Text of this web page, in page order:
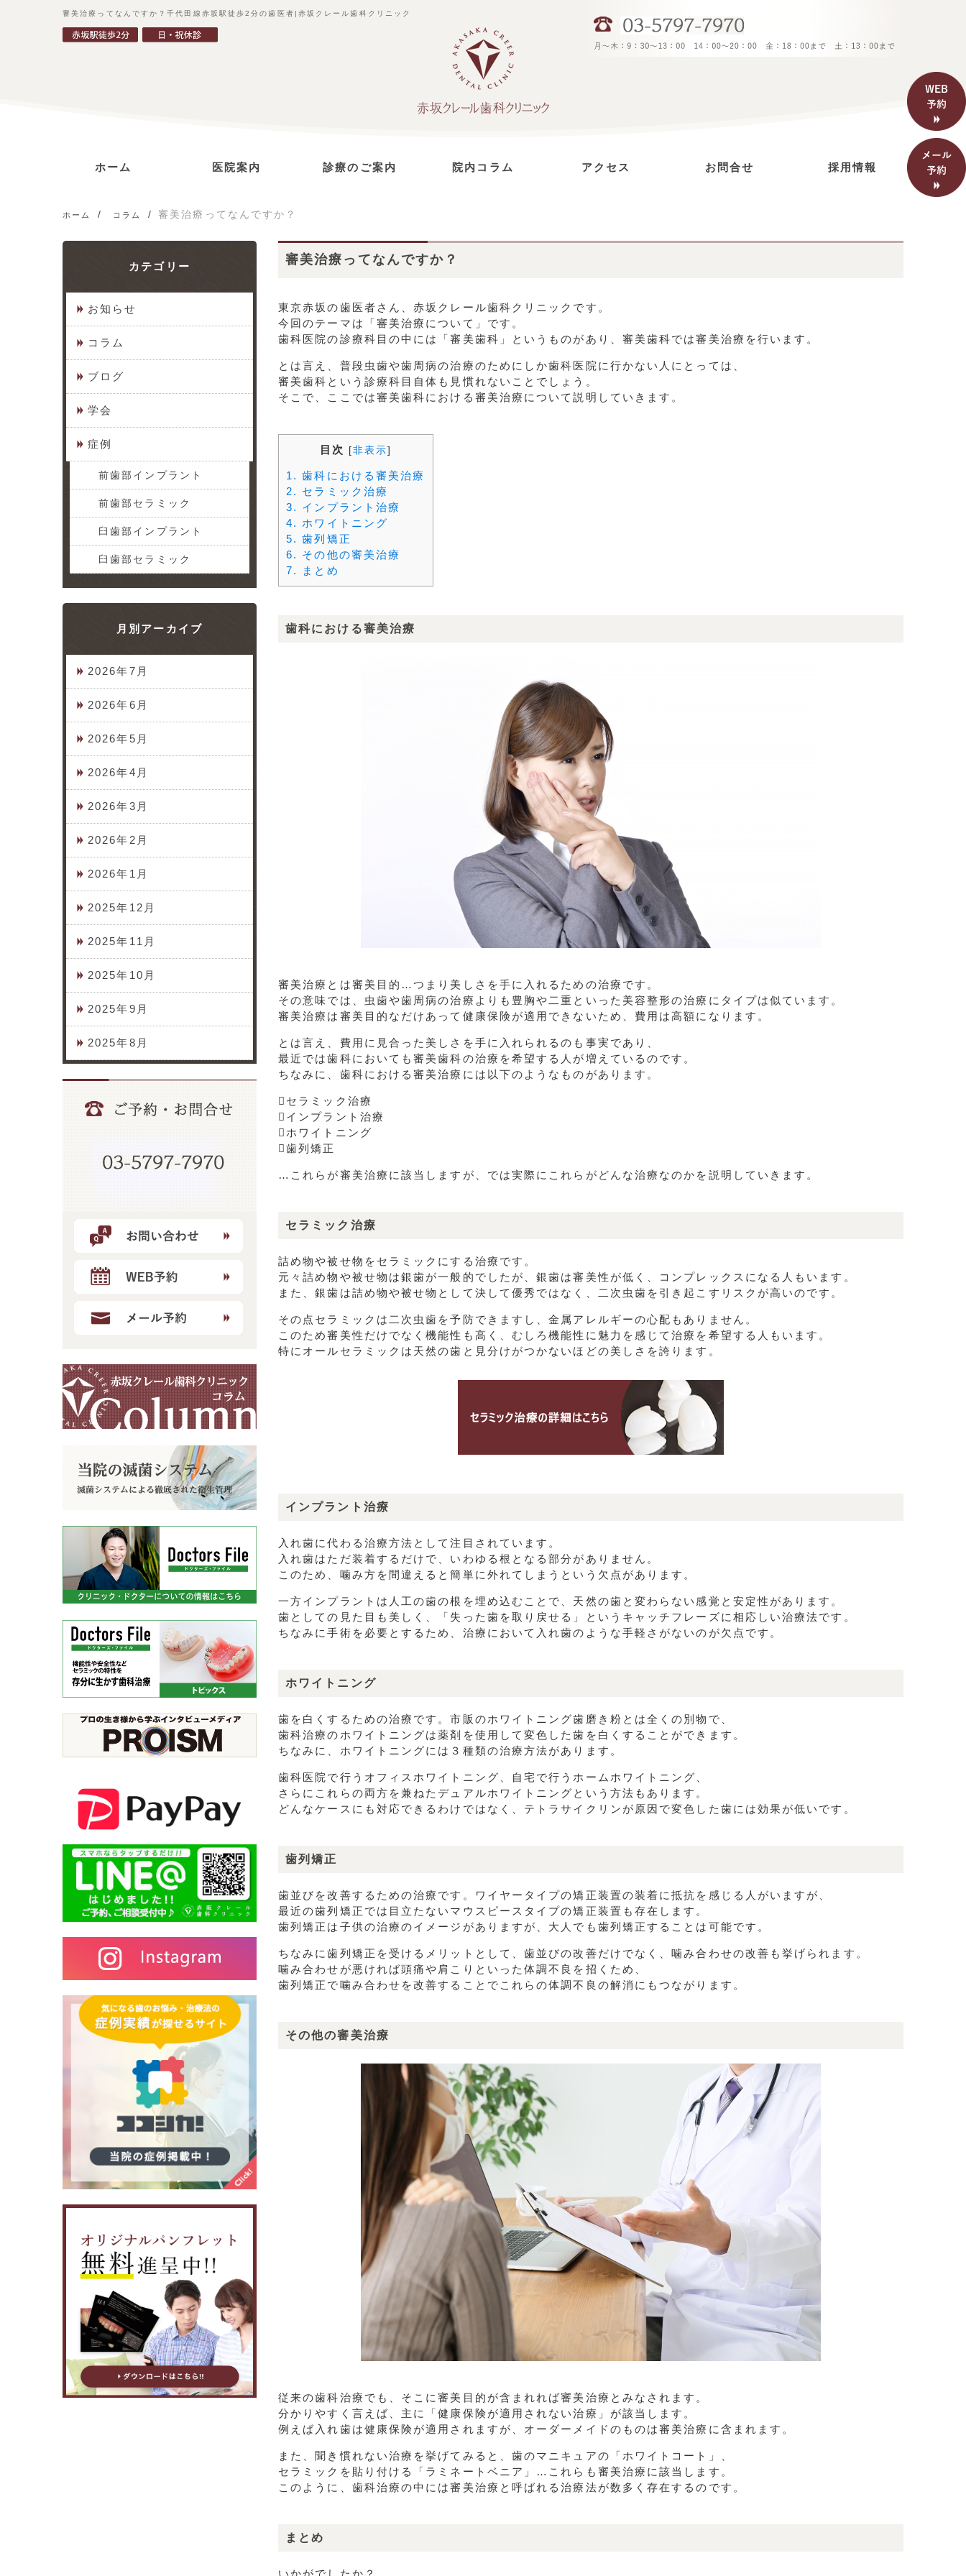
審美治療ってなんですか？千代田線赤坂駅徒歩2分の歯医者|赤坂クレール歯科クリニック
ホーム 医院案内
ごあいさつ
診療コンセプト
当院の特徴
アクセス
診療のご案内 院内コラム アクセス お問合せ 採用情報
ホーム コラム 審美治療ってなんですか？
カテゴリー
お知らせ
コラム
ブログ
学会
症例
前歯部インプラント
前歯部セラミック
臼歯部インプラント
臼歯部セラミック
月別アーカイブ
2026年7月
2026年6月
2026年5月
2026年4月
2026年3月
2026年2月
2026年1月
2025年12月
2025年11月
2025年10月
2025年9月
2025年8月
審美治療ってなんですか？
東京赤坂の歯医者さん、赤坂クレール歯科クリニックです。
今回のテーマは「審美治療について」です。
歯科医院の診療科目の中には「審美歯科」というものがあり、審美歯科では審美治療を行います。
とは言え、普段虫歯や歯周病の治療のためにしか歯科医院に行かない人にとっては、
審美歯科という診療科目自体も見慣れないことでしょう。
そこで、ここでは審美歯科における審美治療について説明していきます。
目次 [非表示]
1. 歯科における審美治療
2. セラミック治療
3. インプラント治療
4. ホワイトニング
5. 歯列矯正
6. その他の審美治療
7.
まとめ
歯科における審美治療
審美治療とは審美目的…つまり美しさを手に入れるための治療です。
その意味では、虫歯や歯周病の治療よりも豊胸や二重といった美容整形の治療にタイプは似ています。
審美治療は審美目的なだけあって健康保険が適用できないため、費用は高額になります。
とは言え、費用に見合った美しさを手に入れられるのも事実であり、
最近では歯科においても審美歯科の治療を希望する人が増えているのです。
ちなみに、歯科における審美治療には以下のようなものがあります。
セラミック治療
インプラント治療
ホワイトニング
歯列矯正
…これらが審美治療に該当しますが、では実際にこれらがどんな治療なのかを説明していきます。
セラミック治療
詰め物や被せ物をセラミックにする治療です。
元々詰め物や被せ物は銀歯が一般的でしたが、銀歯は審美性が低く、コンプレックスになる人もいます。
また、銀歯は詰め物や被せ物として決して優秀ではなく、二次虫歯を引き起こすリスクが高いのです。
その点セラミックは二次虫歯を予防できますし、金属アレルギーの心配もありません。
このため審美性だけでなく機能性も高く、むしろ機能性に魅力を感じて治療を希望する人もいます。
特にオールセラミックは天然の歯と見分けがつかないほどの美しさを誇ります。
インプラント治療
入れ歯に代わる治療方法として注目されています。
入れ歯はただ装着するだけで、いわゆる根となる部分がありません。
このため、噛み方を間違えると簡単に外れてしまうという欠点があります。
一方インプラントは人工の歯の根を埋め込むことで、天然の歯と変わらない感覚と安定性があります。
歯としての見た目も美しく、「失った歯を取り戻せる」というキャッチフレーズに相応しい治療法です。
ちなみに手術を必要とするため、治療において入れ歯のような手軽さがないのが欠点です。
ホワイトニング
歯を白くするための治療です。市販のホワイトニング歯磨き粉とは全くの別物で、
歯科治療のホワイトニングは薬剤を使用して変色した歯を白くすることができます。
ちなみに、ホワイトニングには３種類の治療方法があります。
歯科医院で行うオフィスホワイトニング、自宅で行うホームホワイトニング、
さらにこれらの両方を兼ねたデュアルホワイトニングという方法もあります。
どんなケースにも対応できるわけではなく、テトラサイクリンが原因で変色した歯には効果が低いです。
歯列矯正
歯並びを改善するための治療です。ワイヤータイプの矯正装置の装着に抵抗を感じる人がいますが、
最近の歯列矯正では目立たないマウスピースタイプの矯正装置も存在します。
歯列矯正は子供の治療のイメージがありますが、大人でも歯列矯正することは可能です。
ちなみに歯列矯正を受けるメリットとして、歯並びの改善だけでなく、噛み合わせの改善も挙げられます。
噛み合わせが悪ければ頭痛や肩こりといった体調不良を招くため、
歯列矯正で噛み合わせを改善することでこれらの体調不良の解消にもつながります。
その他の審美治療
従来の歯科治療でも、そこに審美目的が含まれれば審美治療とみなされます。
分かりやすく言えば、主に「健康保険が適用されない治療」が該当します。
例えば入れ歯は健康保険が適用されますが、オーダーメイドのものは審美治療に含まれます。
また、聞き慣れない治療を挙げてみると、歯のマニキュアの「ホワイトコート」、
セラミックを貼り付ける「ラミネートベニア」…これらも審美治療に該当します。
このように、歯科治療の中には審美治療と呼ばれる治療法が数多く存在するのです。
まとめ
いかがでしたか？